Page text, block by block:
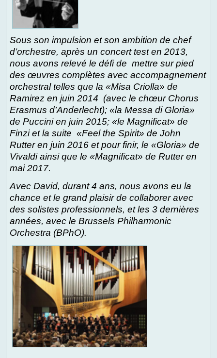
Sous son impulsion et son ambition de chef
d’orchestre, après un concert test en 2013,
nous avons relevé le défi de mettre sur pied
des œuvres complètes avec accompagnement
orchestral telles que la «Misa Criolla» de
Ramirez en juin 2014 (avec le chœur Chorus
Erasmus d’Anderlecht); «la Messa di Gloria»
de Puccini en juin 2015; «le Magnificat» de
Finzi et la suite «Feel the Spirit» de John
Rutter en juin 2016 et pour finir, le «Gloria» de
Vivaldi ainsi que le «Magnificat» de Rutter en
mai 2017.
Avec David, durant 4 ans, nous avons eu la
chance et le grand plaisir de collaborer avec
des solistes professionnels, et les 3 dernières
années, avec le Brussels Philharmonic
Orchestra (BPhO).